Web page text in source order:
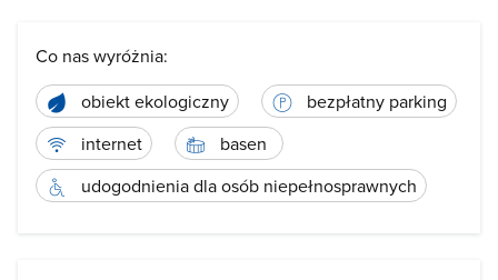
Co nas wyróżnia:
obiekt ekologiczny
bezpłatny parking
internet
basen
udogodnienia dla osób niepełnosprawnych